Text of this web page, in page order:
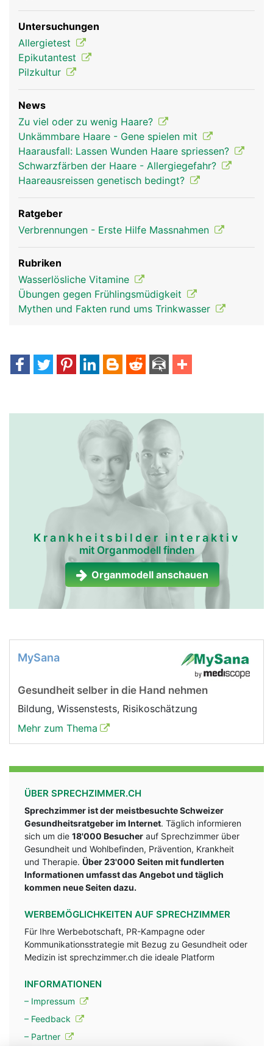
Untersuchungen
Allergietest
Epikutantest
Pilzkultur
News
Zu viel oder zu wenig Haare?
Unkämmbare Haare - Gene spielen mit
Haarausfall: Lassen Wunden Haare spriessen?
Schwarzfärben der Haare - Allergiegefahr?
Haareausreissen genetisch bedingt?
Ratgeber
Verbrennungen - Erste Hilfe Massnahmen
Rubriken
Wasserlösliche Vitamine
Übungen gegen Frühlingsmüdigkeit
Mythen und Fakten rund ums Trinkwasser
Krankheitsbilder interaktiv
mit Organmodell finden
Organmodell anschauen
MySana
Gesundheit selber in die Hand nehmen
Bildung, Wissenstests, Risikoschätzung
Mehr zum Thema
ÜBER SPRECHZIMMER.CH
Sprechzimmer ist der meistbesuchte Schweizer
Gesundheitsratgeber im Internet. Täglich informieren
sich um die 18'000 Besucher auf Sprechzimmer über
Gesundheit und Wohlbefinden, Prävention, Krankheit
und Therapie. Über 23'000 Seiten mit fundlerten
Informationen umfasst das Angebot und täglich
kommen neue Seiten dazu.
WERBEMÖGLICHKEITEN AUF SPRECHZIMMER
Für Ihre Werbebotschaft, PR-Kampagne oder
Kommunikationsstrategie mit Bezug zu Gesundheit oder
Medizin ist sprechzimmer.ch die ideale Platform
INFORMATIONEN
– Impressum
– Feedback
– Partner